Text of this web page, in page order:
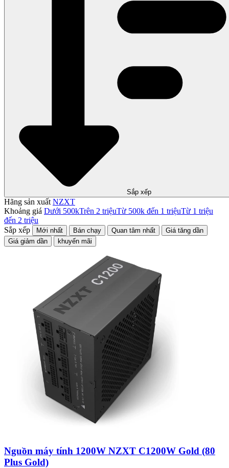
Sắp xếp
Hãng sản xuất NZXT
Khoảng giá Dưới 500kTrên 2 triệuTừ 500k đến 1 triệuTừ 1 triệu
đến 2 triệu
Sắp xếp
Mới nhất Bán chạy Quan tâm nhất
Giá tăng dần
Giá giảm dần
khuyến mãi
Nguồn máy tính 1200W NZXT C1200W Gold (80
Plus Gold)